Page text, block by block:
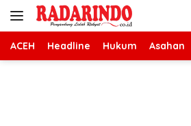
Langsung
ACEH Headline Hukum Asahan